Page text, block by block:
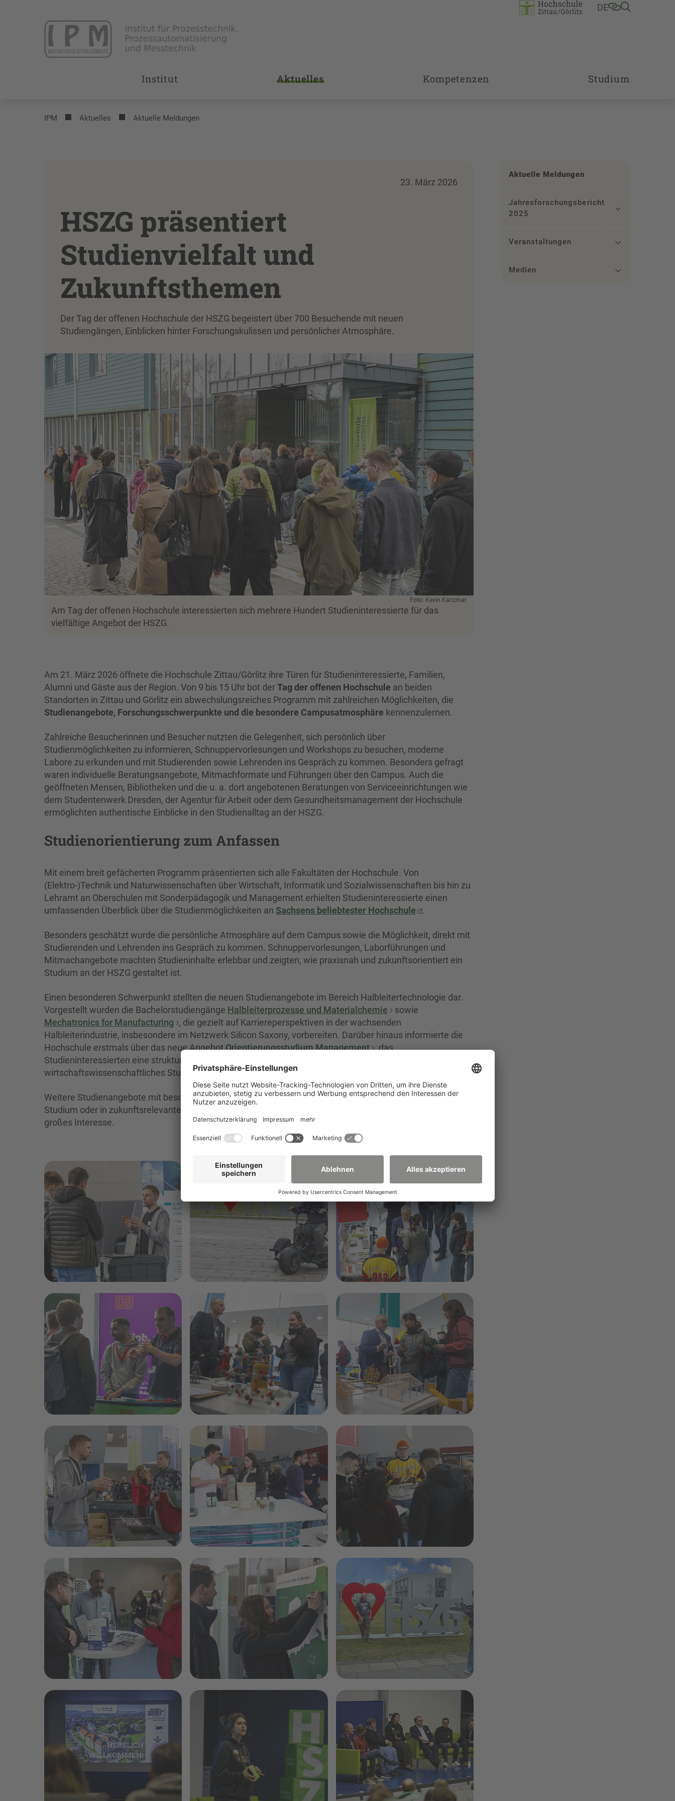
DE
Institut Aktuelles Kompetenzen Studium
IPM Aktuelles Aktuelle Meldungen
23. März 2026
HSZG präsentiert
Studienvielfalt und
Zukunftsthemen
Der Tag der offenen Hochschule der HSZG begeistert über 700 Besuchende mit neuen
Studiengängen, Einblicken hinter Forschungskulissen und persönlicher Atmosphäre.
Foto: Kevin Kaczmar
Am Tag der offenen Hochschule interessierten sich mehrere Hundert Studieninteressierte für das
vielfältige Angebot der HSZG.
Am 21. März 2026 öffnete die Hochschule Zittau/Görlitz ihre Türen für Studieninteressierte, Familien,
Alumni und Gäste aus der Region. Von 9 bis 15 Uhr bot derTag der offenen Hochschule an beiden
Standorten in Zittau und Görlitz ein abwechslungsreiches Programm mit zahlreichen Möglichkeiten, die
Studienangebote, Forschungsschwerpunkte und die besondere Campusatmosphäre kennenzulernen.
Zahlreiche Besucherinnen und Besucher nutzten die Gelegenheit, sich persönlich über
Studienmöglichkeiten zu informieren, Schnuppervorlesungen und Workshops zu besuchen, moderne
Labore zu erkunden und mit Studierenden sowie Lehrenden ins Gespräch zu kommen. Besonders gefragt
waren individuelle Beratungsangebote, Mitmachformate und Führungen über den Campus. Auch die
geöffneten Mensen, Bibliotheken und die u. a. dort angebotenen Beratungen von Serviceeinrichtungen wie
dem Studentenwerk Dresden, der Agentur für Arbeit oder dem Gesundheitsmanagement der Hochschule
ermöglichten authentische Einblicke in den Studienalltag an der HSZG.
Studienorientierung zum Anfassen
Mit einem breit gefächerten Programm präsentierten sich alle Fakultäten der Hochschule. Von
(Elektro-)Technik und Naturwissenschaften über Wirtschaft, Informatik und Sozialwissenschaften bis hin zu
Lehramt an Oberschulen mit Sonderpädagogik und Management erhielten Studieninteressierte einen
umfassenden Überblick über die Studienmöglichkeiten an Sachsens beliebtester Hochschule .
Besonders geschätzt wurde die persönliche Atmosphäre auf dem Campus sowie die Möglichkeit, direkt mit
Studierenden und Lehrenden ins Gespräch zu kommen. Schnuppervorlesungen, Laborführungen und
Mitmachangebote machten Studieninhalte erlebbar und zeigten, wie praxisnah und zukunftsorientiert ein
Studium an der HSZG gestaltet ist.
Einen besonderen Schwerpunkt stellten die neuen Studienangebote im Bereich Halbleitertechnologie dar.
Vorgestellt wurden die Bachelorstudiengänge Halbleiterprozesse und Materialchemie
sowie
Mechatronics for Manufacturing , die gezielt auf Karriereperspektiven in der wachsenden
Halbleiterindustrie, insbesondere im Netzwerk Silicon Saxony, vorbereiten. Darüber hinaus informierte die
Hochschule erstmals über das neue AngebotOrientierungsstudium Management , das
Studieninteressierten eine strukturierte Möglichkeit bietet, ihre Interessen zu schärfen und fundiert in ein
wirtschaftswissenschaftliches Studium zu starten.
Weitere Studienangebote mit besonderer Perspektive, wie beispielsweise im Lehramt, im internationalen
Studium oder in zukunftsrelevanten Themenfeldern wie Nachhaltigkeit und Digitalisierung, stießen auf
großes Interesse.
Aktuelle Meldungen
Jahresforschungsbericht
2025
Veranstaltungen
Medien